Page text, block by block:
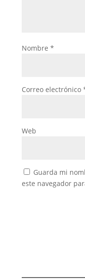
Nombre *
Correo electrónico
Web
Guarda mi
este navegador